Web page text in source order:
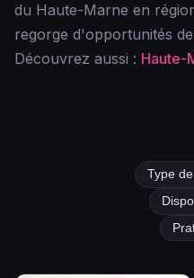
du Haute-Marne en
regorge d'opportunités
Découvrez aussi : Haute-
Type